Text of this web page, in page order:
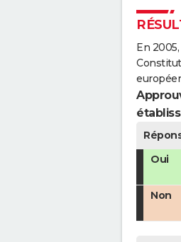
En
Oui
Non